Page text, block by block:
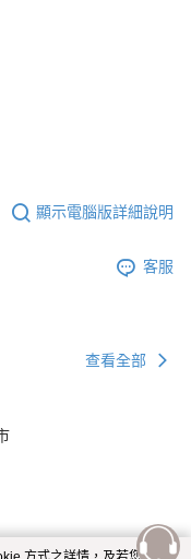
顯示電腦版詳細說明
客服
查看全部